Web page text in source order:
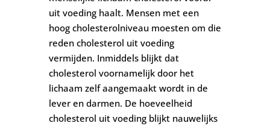
uit voeding haalt. Mensen met een
hoog cholesterolniveau moesten om die
reden cholesterol uit voeding
vermijden. Inmiddels blijkt dat
cholesterol voornamelijk door het
lichaam zelf aangemaakt wordt in de
lever en darmen. De hoeveelheid
cholesterol uit voeding blijkt nauwelijks